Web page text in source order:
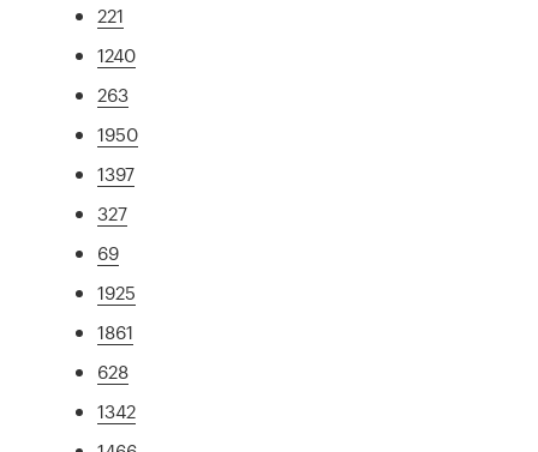
221
1240
263
1950
1397
327
69
1925
1861
628
1342